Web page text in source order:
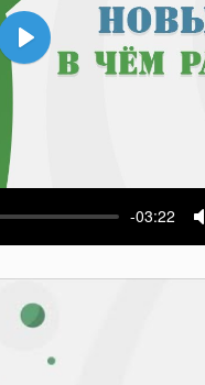
-03:22
Воспроизвести